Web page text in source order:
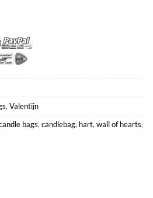
, Valentijn
bags, candlebag, hart, wall of hearts,